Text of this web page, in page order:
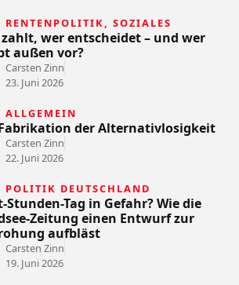
RENTENPOLITIK, SOZIALES
zahlt, wer entscheidet – und wer
außen vor?
Carsten Zinn
23. Juni 2026
ALLGEMEIN
der Alternativlosigkeit
Carsten Zinn
22. Juni 2026
POLITIK DEUTSCHLAND
Stunden-Tag in Gefahr? Wie die
Zeitung einen Entwurf zur
aufbläst
Carsten Zinn
19. Juni 2026